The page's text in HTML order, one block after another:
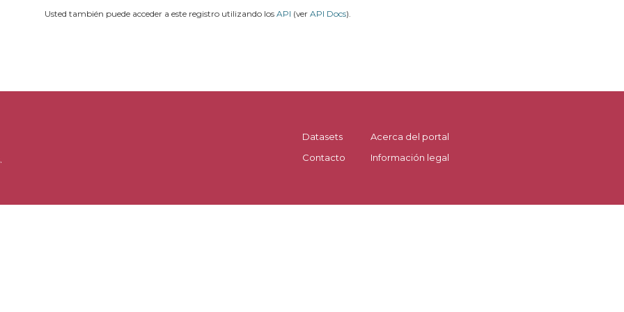
Usted también puede acceder a este registro utilizando los API (ver API Docs).
Datasets
Contacto
Acerca del portal
Información legal